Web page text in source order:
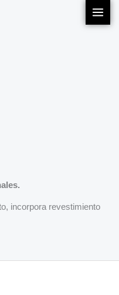
incorpora revestimiento